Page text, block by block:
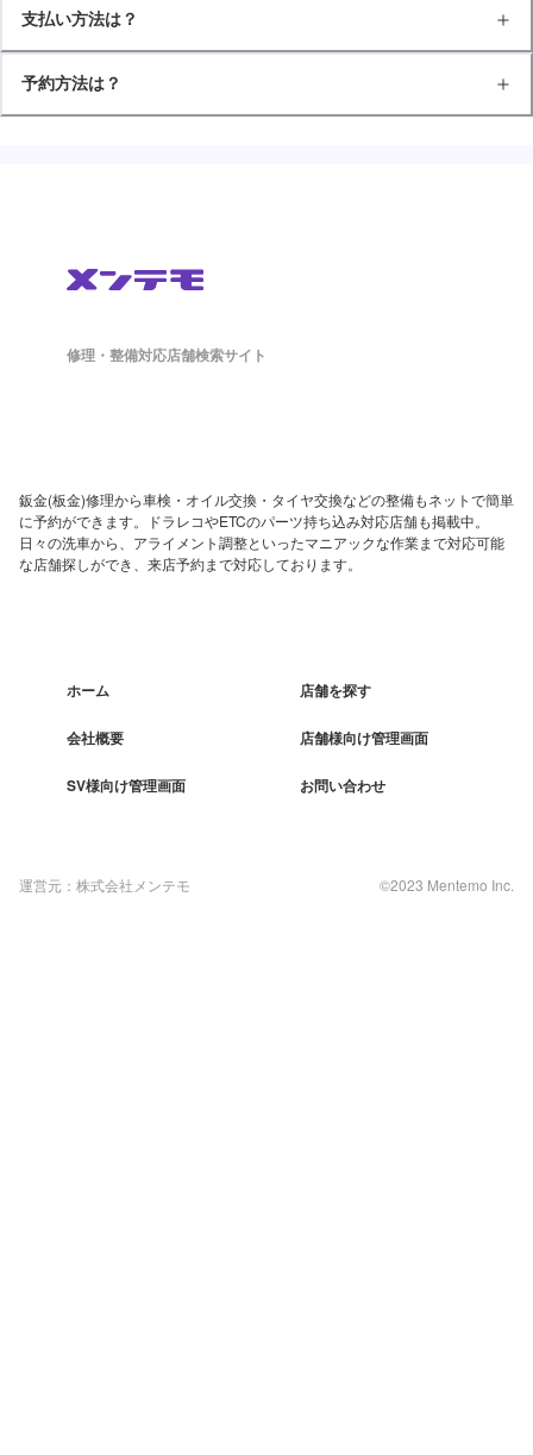
支払い方法は？
予約方法は？
修理・整備対応店舗検索サイト
鈑金(板金)修理から車検・オイル交換・タイヤ交換などの整備もネットで簡単
に予約ができます。ドラレコやETCのパーツ持ち込み対応店舗も掲載中。
日々の洗車から、アライメント調整といったマニアックな作業まで対応可能
な店舗探しができ、来店予約まで対応しております。
ホーム 店舗を探す
会社概要 店舗様向け管理画面
SV様向け管理画面 お問い合わせ
運営元：株式会社メンテモ ©2023 Mentemo Inc.